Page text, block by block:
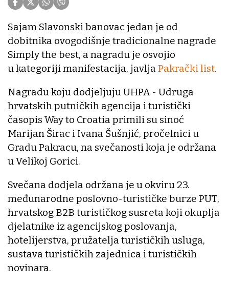
Sajam Slavonski banovac jedan je od
dobitnika ovogodišnje tradicionalne nagrade
Simply the best, a nagradu je osvojio
u kategoriji manifestacija, javlja Pakrački list.
Nagradu koju dodjeljuju UHPA - Udruga
hrvatskih putničkih agencija i turistički
časopis Way to Croatia primili su sinoć
Marijan Širac i Ivana Šušnjić, pročelnici u
Gradu Pakracu, na svečanosti koja je održana
u Velikoj Gorici.
Svečana dodjela održana je u okviru 23.
međunarodne poslovno-turističke burze PUT,
hrvatskog B2B turističkog susreta koji okuplja
djelatnike iz agencijskog poslovanja,
hotelijerstva, pružatelja turističkih usluga,
sustava turističkih zajednica i turističkih
novinara.